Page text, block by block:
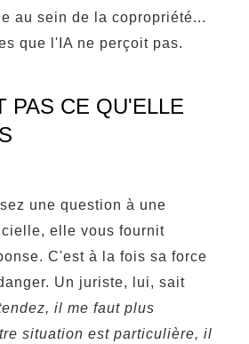
au sein de la copropriété...
que l'IA ne perçoit pas.
PAS CE QU'ELLE
une question à une
elle vous fournit
C'est à la fois sa force
Un juriste, lui, sait
il me faut plus
situation est particulière, il